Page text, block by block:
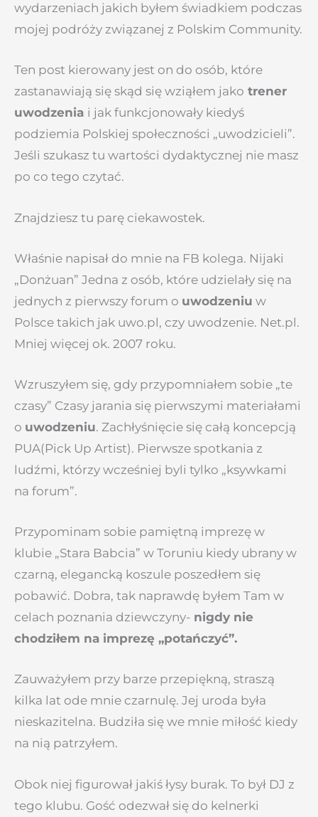
wydarzeniach jakich byłem świadkiem podczas
mojej podróży związanej z Polskim Community.
Ten post kierowany jest on do osób, które
zastanawiają się skąd się wziąłem jako trener
uwodzenia i jak funkcjonowały kiedyś
podziemia Polskiej społeczności „uwodzicieli”.
Jeśli szukasz tu wartości dydaktycznej nie masz
po co tego czytać.
Znajdziesz tu parę ciekawostek.
Właśnie napisał do mnie na FB kolega. Nijaki
„Donżuan” Jedna z osób, które udzielały się na
jednych z pierwszy forum o uwodzeniu w
Polsce takich jak uwo.pl, czy uwodzenie. Net.pl.
Mniej więcej ok. 2007 roku.
Wzruszyłem się, gdy przypomniałem sobie „te
czasy” Czasy jarania się pierwszymi materiałami
o uwodzeniu. Zachłyśnięcie się całą koncepcją
PUA(Pick Up Artist). Pierwsze spotkania z
ludźmi, którzy wcześniej byli tylko „ksywkami
na forum”.
Przypominam sobie pamiętną imprezę w
klubie „Stara Babcia” w Toruniu kiedy ubrany w
czarną, elegancką koszule poszedłem się
pobawić. Dobra, tak naprawdę byłem Tam w
celach poznania dziewczyny- nigdy nie
chodziłem na imprezę „potańczyć”.
Zauważyłem przy barze przepiękną, straszą
kilka lat ode mnie czarnulę. Jej uroda była
nieskazitelna. Budziła się we mnie miłość kiedy
na nią patrzyłem.
Obok niej figurował jakiś łysy burak. To był DJ z
tego klubu. Gość odezwał się do kelnerki